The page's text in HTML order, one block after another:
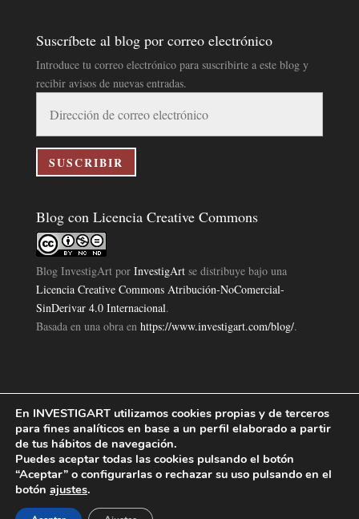
Suscríbete al blog por correo electrónico
Introduce tu correo electrónico para suscribirte a este blog y
recibir avisos de nuevas entradas.
correo
electrónico
SUSCRIBIR
Blog con Licencia Creative Commons
Blog InvestigArtpor InvestigArtse distribuye bajo una
Licencia Creative Commons Atribución-NoComercial-
SinDerivar 4.0 Internacional.
Basada en una obra en https://www.investigart.com/blog/.
Política de Privacidad|Aviso Legal|Política de Cookies|
Investigart Copyright © 2019. |
En INVESTIGART utilizamos cookies propias y de terceros
para fines analíticos en base a un perfil elaborado a partir
de tus hábitos de navegación.
Puedes aceptar todas las cookies pulsando el botón
“Aceptar” o configurarlas o rechazar su uso pulsando en el
botón ajustes.